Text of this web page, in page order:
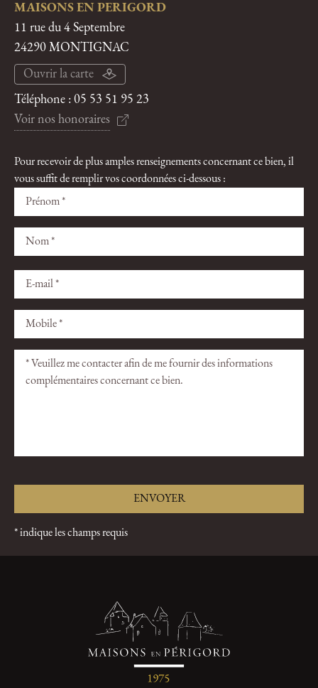
MAISONS EN PERIGORD
11 rue du 4 Septembre
24290 MONTIGNAC
Ouvrir la carte
Téléphone : 05 53 51 95 23
Voir nos honoraires
Pour recevoir de plus amples renseignements concernant ce bien, il
vous suffit de remplir vos coordonnées ci-dessous :
ce
champ
Veuillez
ce
champ
* indique les champs requis